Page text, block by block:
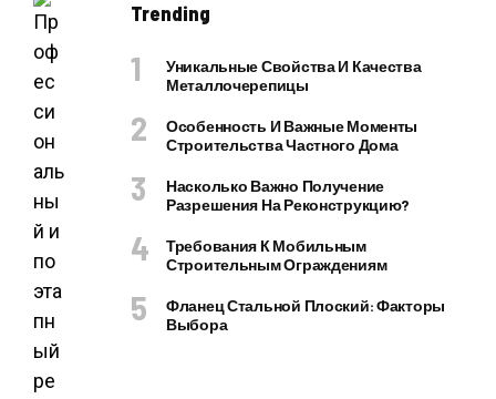
Trending
Уникальные Свойства И Качества
Металлочерепицы
Особенность И Важные Моменты
Строительства Частного Дома
Насколько Важно Получение
Разрешения На Реконструкцию?
Требования К Мобильным
Строительным Ограждениям
Фланец Стальной Плоский: Факторы
Выбора